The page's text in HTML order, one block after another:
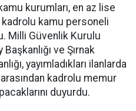
kurumları, en az lise
kadrolu kamu personeli
Milli Güvenlik Kurulu
ve Şırnak
yayımladıkları ilanlarda
kadrolu memur
duyurdu.